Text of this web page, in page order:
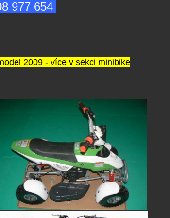
977 654
2009 - více v sekci minibike